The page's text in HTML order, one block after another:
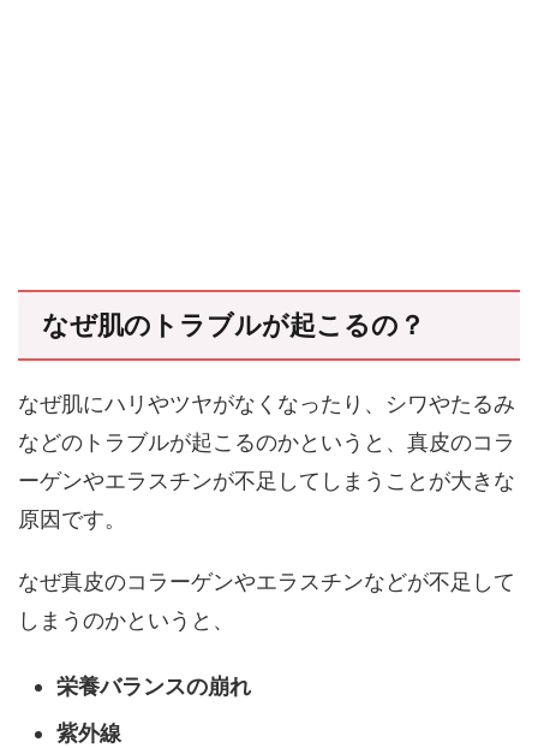
なぜ肌のトラブルが起こるの？
なぜ肌にハリやツヤがなくなったり、シワやたるみ
などのトラブルが起こるのかというと、真皮のコラ
ーゲンやエラスチンが不足してしまうことが大きな
原因です。
なぜ真皮のコラーゲンやエラスチンなどが不足して
しまうのかというと、
栄養バランスの崩れ
紫外線